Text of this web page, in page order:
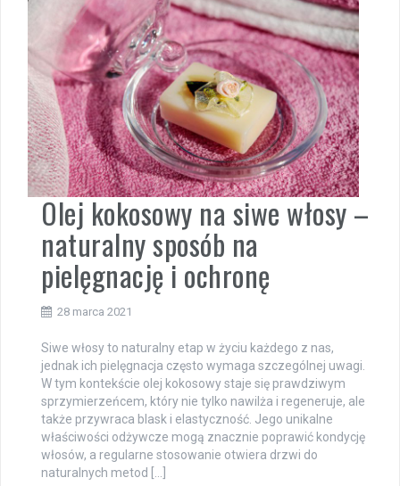
Olej kokosowy na siwe włosy –
naturalny sposób na
pielęgnację i ochronę
28 marca 2021
Siwe włosy to naturalny etap w życiu każdego z nas,
jednak ich pielęgnacja często wymaga szczególnej uwagi.
W tym kontekście olej kokosowy staje się prawdziwym
sprzymierzeńcem, który nie tylko nawilża i regeneruje, ale
także przywraca blask i elastyczność. Jego unikalne
właściwości odżywcze mogą znacznie poprawić kondycję
włosów, a regularne stosowanie otwiera drzwi do
naturalnych metod […]